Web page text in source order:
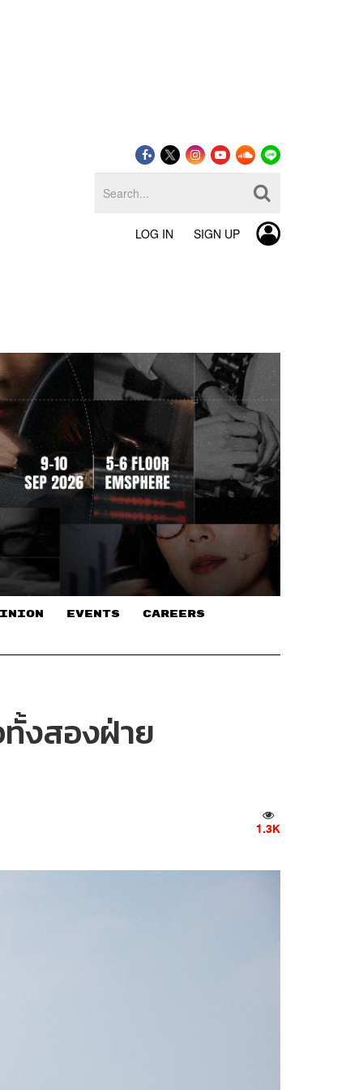
LOG IN SIGN UP
EVENTS CAREERS
งสองฝ่าย
1.3K